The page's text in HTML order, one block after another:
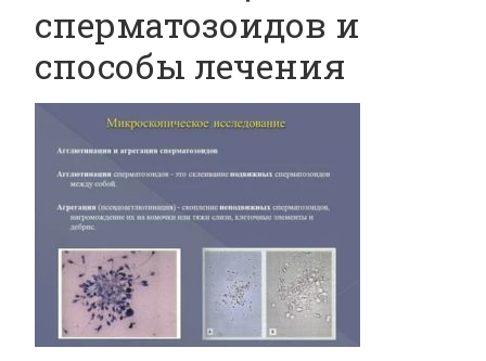
сперматозоидов и
способы лечения